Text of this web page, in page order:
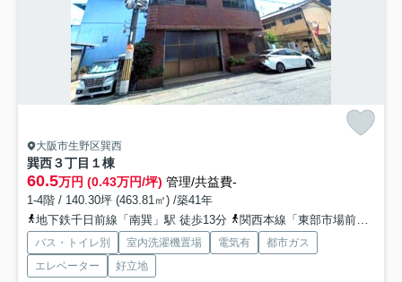
大阪市生野区巽西
巽西３丁目 １棟
60.5万円 (0.43万円/坪) 管理/共益費-
1-4階 / 140.30坪 (463.81㎡) /築41年
地下鉄千日前線「南巽」駅 徒歩13分
関西本線「東部市場前」駅 徒歩19分
バス・トイレ別 室内洗濯機置場 電気有
都市ガス
エレベーター
好立地